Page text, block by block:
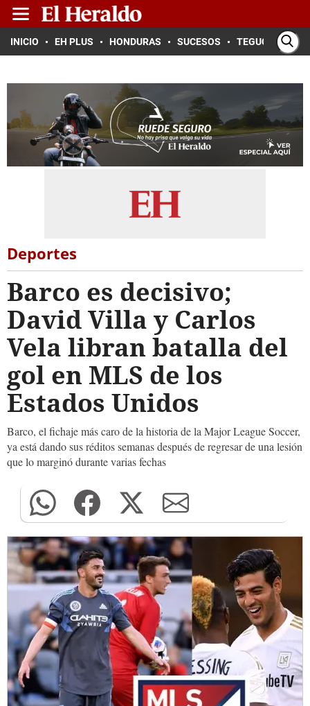
INICIO EH PLUS HONDURAS SUCESOS TEGUCIGALPA
Deportes
Barco es decisivo;
David Villa y Carlos
Vela libran batalla del
gol en MLS de los
Estados Unidos
Barco, el fichaje más caro de la historia de la Major League Soccer,
ya está dando sus réditos semanas después de regresar de una lesión
que lo marginó durante varias fechas